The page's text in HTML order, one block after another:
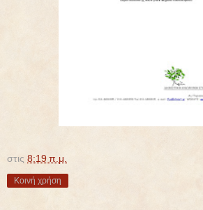
στις 8:19 π.μ.
Κοινή χρήση